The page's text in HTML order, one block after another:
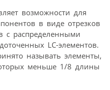
возможности для
в виде отрезков
с распределенными
LC-элементов.
называть элементы,
меньше 1/8 длины